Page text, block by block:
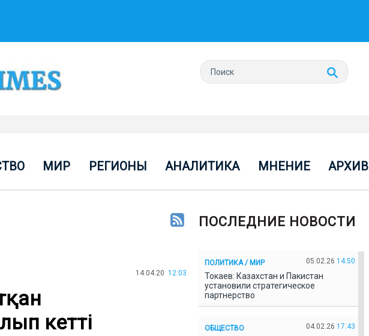
МИР РЕГИОНЫ АНАЛИТИКА МНЕНИЕ АРХИВ
14.04.20 12:03
кетті
ПОСЛЕДНИЕ НОВОСТИ
ПОЛИТИКА / МИР 05.02.26 14:50
Токаев: Казахстан и Пакистан
установили стратегическое
партнерство
ОБЩЕСТВО 04.02.26 17:43